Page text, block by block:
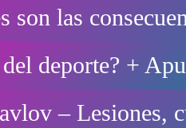
son las
deporte? +
– Lesiones,